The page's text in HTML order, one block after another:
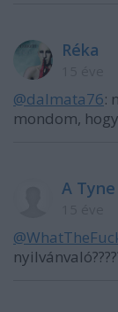
Réka ‎
@dalmata76:
mondom,
A